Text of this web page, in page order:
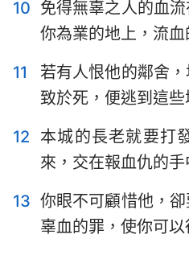
1 2 3 4
10 免得無辜之人的血
你為業的地上，流血
11
若有人恨他的鄰舍
致於死，便逃到這些
12
本城的長老就要打
來，交在報血仇的手
13 你眼不可顧惜他，
辜血的罪，使你可以